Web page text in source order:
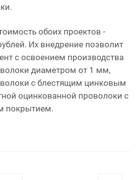
обоих проектов -
Их внедрение позволит
с освоением производства
диаметром от 1 мм,
с блестящим цинковым
оцинкованной проволоки с
покрытием.